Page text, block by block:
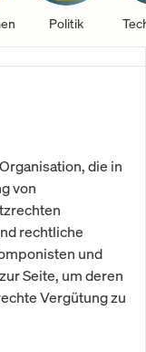
Politik
die in
von
rechtliche
und
Seite, um deren
Vergütung zu